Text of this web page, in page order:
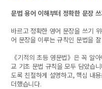
문법 용어 이해부터 정확한 문장
바르고 정확한 영어 문장을 쓰기
어 문장을 이루는 규칙인 문법을
《기적의 초등 영문법》은 꼭 알
교 기초 문법 규칙을 모두 담았습
도록 친절하게 설명하고, 핵심 내
더했습니다.